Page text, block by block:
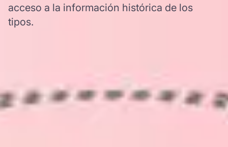
acceso a la información histórica de los
tipos.